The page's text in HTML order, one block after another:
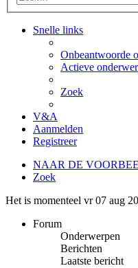
Snelle links
Onbeantwoorde
Actieve
Zoek
V&A
Aanmelden
Registreer
NAAR DE
Zoek
Het is momenteel vr 07 aug
Forum
Onderwerpen
Berichten
Laatste bericht